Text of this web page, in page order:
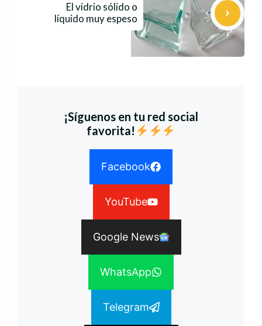
El vidrio sólido o
líquido muy espeso
¡Síguenos en tu red social
favorita!
Facebook
YouTube
Google News
WhatsApp
Telegram